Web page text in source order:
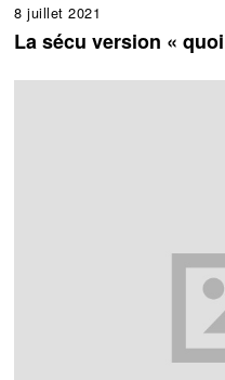
8 juillet 2021
La sécu version «